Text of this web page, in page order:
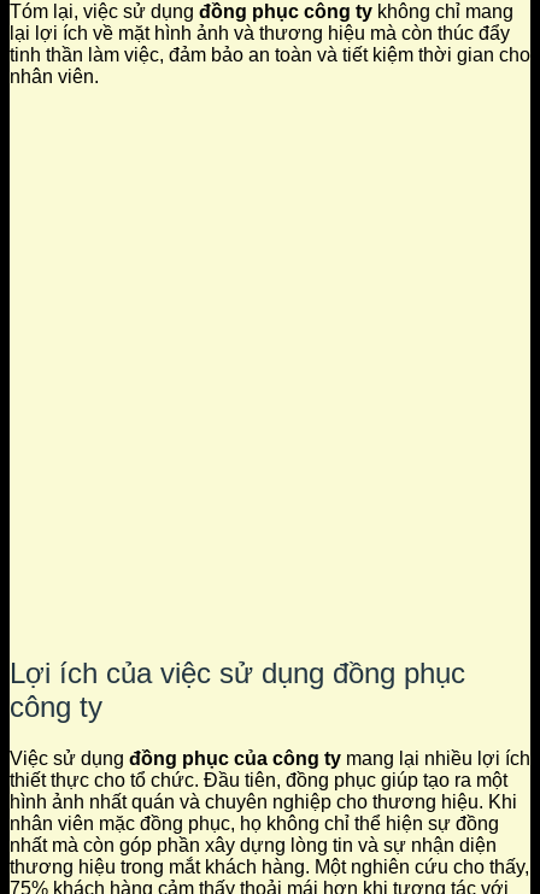
Tóm lại, việc sử dụng đồng phục công ty không chỉ mang
lại lợi ích về mặt hình ảnh và thương hiệu mà còn thúc đẩy
tinh thần làm việc, đảm bảo an toàn và tiết kiệm thời gian cho
nhân viên.
Lợi ích của việc sử dụng đồng phục
công ty
Việc sử dụng đồng phục của công ty mang lại nhiều lợi ích
thiết thực cho tổ chức. Đầu tiên, đồng phục giúp tạo ra một
hình ảnh nhất quán và chuyên nghiệp cho thương hiệu. Khi
nhân viên mặc đồng phục, họ không chỉ thể hiện sự đồng
nhất mà còn góp phần xây dựng lòng tin và sự nhận diện
thương hiệu trong mắt khách hàng. Một nghiên cứu cho thấy,
75% khách hàng cảm thấy thoải mái hơn khi tương tác với